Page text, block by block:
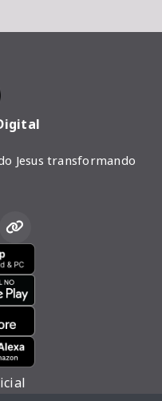
Jesus transformando